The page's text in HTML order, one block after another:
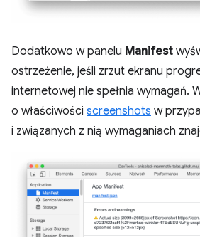
Dodatkowo w panelu Manifest
ostrzeżenie, jeśli zrzut ekranu
internetowej nie spełnia wymagań.
o właściwości screenshots w
i związanych z nią wymaganiach